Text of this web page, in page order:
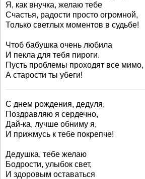
Я, как внучка, желаю тебе
Счастья, радости просто огромной,
Только светлых моментов в судьбе!
Чтоб бабушка очень любила
И пекла для тебя пироги.
Пусть проблемы проходят все мимо,
А старости ты убеги!
С днем рождения, дедуля,
Поздравляю я сердечно,
Дай-ка, лучше обниму я,
И прижмусь к тебе покрепче!
Дедушка, тебе желаю
Бодрости, улыбок свет,
И здоровым оставаться